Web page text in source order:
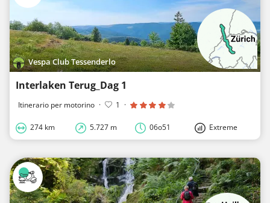
Vespa Club Tessenderlo
Interlaken Terug_Dag 1
Itinerario per motorino · 1 ·
274 km 5.727 m 06o51 Extreme